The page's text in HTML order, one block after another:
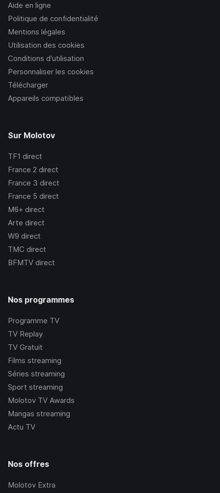
Aide en ligne
Politique de confidentialité
Mentions légales
Utilisation des cookies
Conditions d’utilisation
Personnaliser les cookies
Télécharger
Appareils compatibles
Sur Molotov
TF1 direct
France 2 direct
France 3 direct
France 5 direct
M6+ direct
Arte direct
W9 direct
TMC direct
BFMTV direct
Nos programmes
Programme TV
TV Replay
TV Gratuit
Films streaming
Séries streaming
Sport streaming
Molotov TV Awards
Mangas streaming
Actu TV
Nos offres
Molotov Extra